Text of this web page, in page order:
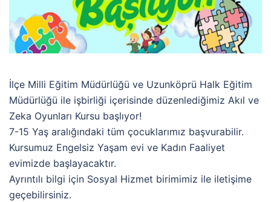
İlçe Milli Eğitim Müdürlüğü ve Uzunköprü Halk Eğitim
Müdürlüğü ile işbirliği içerisinde düzenlediğimiz Akıl ve
Zeka Oyunları Kursu başlıyor!
7-15 Yaş aralığındaki tüm çocuklarımız başvurabilir.
Kursumuz Engelsiz Yaşam evi ve Kadın Faaliyet
evimizde başlayacaktır.
Ayrıntılı bilgi için Sosyal Hizmet birimimiz ile iletişime
geçebilirsiniz.